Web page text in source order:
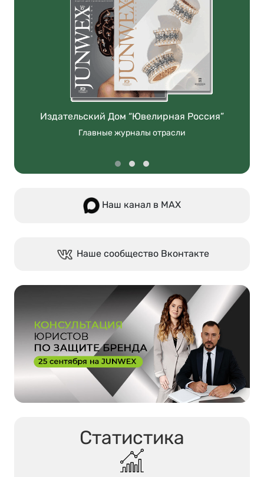
Издательский Дом “Ювелирная Россия”
Главные журналы отрасли
Наш канал в МАХ
Наше сообщество Вконтакте
Статистика